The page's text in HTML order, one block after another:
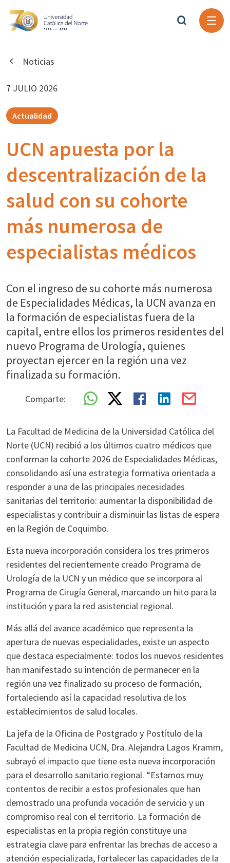
Noticias
7 JULIO 2026
Actualidad
UCN apuesta por la
descentralización de la
salud con su cohorte
más numerosa de
especialistas médicos
Con el ingreso de su cohorte más numerosa
de Especialidades Médicas, la UCN avanza en
la formación de especialistas fuera de la
capital, entre ellos los primeros residentes del
nuevo Programa de Urología, quienes
proyectan ejercer en la región una vez
finalizada su formación.
Comparte:
La Facultad de Medicina de la Universidad Católica del
Norte (UCN) recibió a los últimos cuatro médicos que
conforman la cohorte 2026 de Especialidades Médicas,
consolidando así una estrategia formativa orientada a
responder a una de las principales necesidades
sanitarias del territorio: aumentar la disponibilidad de
especialistas y contribuir a disminuir las listas de espera
en la Región de Coquimbo.
Esta nueva incorporación considera los tres primeros
residentes del recientemente creado Programa de
Urología de la UCN y un médico que se incorpora al
Programa de Cirugía General, marcando un hito para la
institución y para la red asistencial regional.
Más allá del avance académico que representa la
apertura de nuevas especialidades, existe un aspecto
que destaca especialmente: todos los nuevos residentes
han manifestado su intención de permanecer en la
región una vez finalizado su proceso de formación,
fortaleciendo así la capacidad resolutiva de los
establecimientos de salud locales.
La jefa de la Oficina de Postgrado y Postítulo de la
Facultad de Medicina UCN, Dra. Alejandra Lagos Kramm,
subrayó el impacto que tiene esta nueva incorporación
para el desarrollo sanitario regional. “Estamos muy
contentos de recibir a estos profesionales que han
demostrado una profunda vocación de servicio y un
compromiso real con el territorio. La formación de
especialistas en la propia región constituye una
estrategia clave para enfrentar las brechas de acceso a
atención especializada, fortalecer las capacidades de la